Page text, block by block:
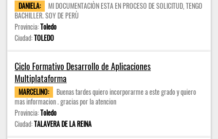
DANIELA:
MI DOCUMENTACIÒN ESTA EN PROCESO DE SOLICITUD, TENGO
BACHILLER. SOY DE PERÙ
Provincia:Toledo
Ciudad:TOLEDO
Ciclo Formativo Desarrollo de Aplicaciones
Multiplataforma
MARCELINO:
Buenas tardes quiero incorporarme a este grado y quiero
mas informacion . gracias por la atencion
Provincia:Toledo
Ciudad:TALAVERA DE LA REINA